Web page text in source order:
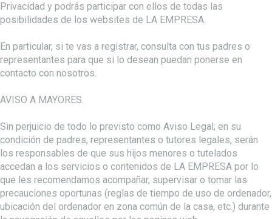
Privacidad y podrás participar con ellos de todas las
posibilidades de los websites de LA EMPRESA.
En particular, si te vas a registrar, consulta con tus padres o
representantes para que si lo desean puedan ponerse en
contacto con nosotros.
AVISO A MAYORES.
Sin perjuicio de todo lo previsto como Aviso Legal; en su
condición de padres, representantes o tutores legales, serán
los responsables de que sus hijos menores o tutelados
accedan a los servicios o contenidos de LA EMPRESA por lo
que les recomendamos acompañar, supervisar o tomar las
precauciones oportunas (reglas de tiempo de uso de ordenador,
ubicación del ordenador en zona común de la casa, etc.) durante